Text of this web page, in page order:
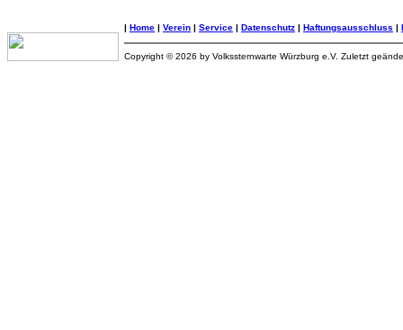
| Home | Verein | Service | Datenschutz | Haftungsausschluss |
Copyright © 2026 by Volkssternwarte Würzburg e.V. Zuletzt